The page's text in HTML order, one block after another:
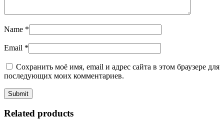
Name *
Email *
Сохранить моё имя, email и адрес сайта в этом браузере для
последующих моих комментариев.
Related products